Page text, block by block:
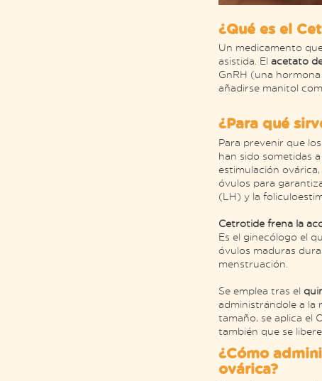
¿Qué es el
Un medicamento
asistida. El acetato
GnRH (una
añadirse manitol
¿Para qué
Para prevenir que
han sido sometidas
estimulación ovárica,
óvulos para
(LH) y la
Cetrotide frena la
Es el ginecólogo el
óvulos maduras
menstruación.
Se emplea tras el
administrándole a la
tamaño, se aplica el
también que se
¿Cómo
ovárica?